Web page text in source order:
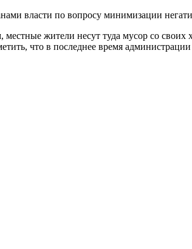
власти по вопросу минимизации
жители несут туда мусор со
что в последнее время